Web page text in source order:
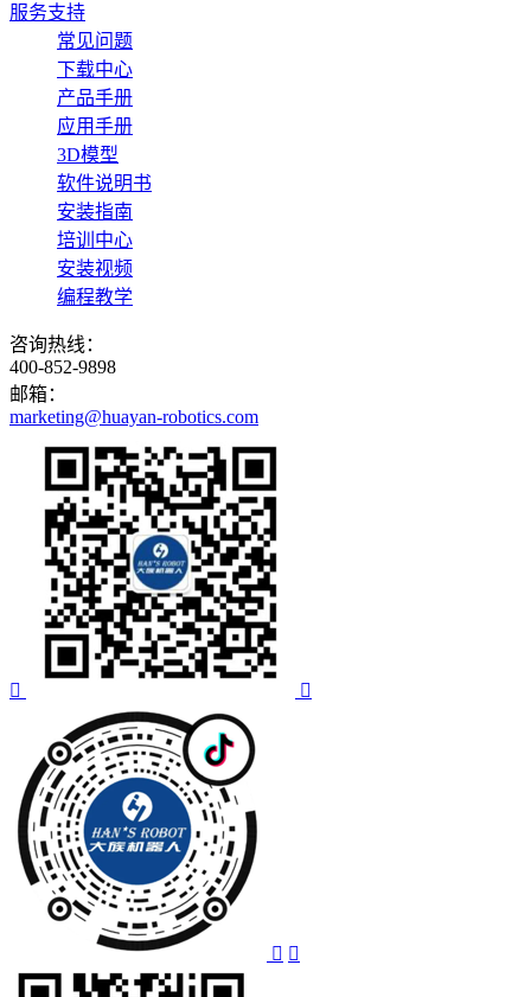
服务支持
常见问题
下载中心
产品手册
应用手册
3D模型
软件说明书
安装指南
培训中心
安装视频
编程教学
咨询热线：
400-852-9898
邮箱：
marketing@huayan-robotics.com